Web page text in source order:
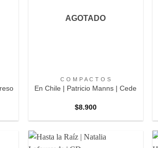
AGOTADO
C O M P A C T O S
En Chile | Patricio Manns | Cede
$8.900